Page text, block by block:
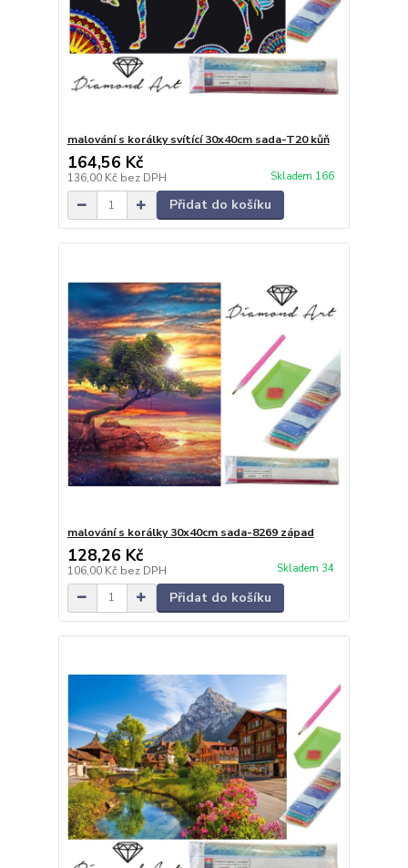
malování s korálky svítící 30x40cm sada-T20 kůň
164,56 Kč
136,00 Kč bez DPH Skladem 166
Přidat do košíku
malování s korálky 30x40cm sada-8269 západ
128,26 Kč
106,00 Kč bez DPH Skladem 34
Přidat do košíku